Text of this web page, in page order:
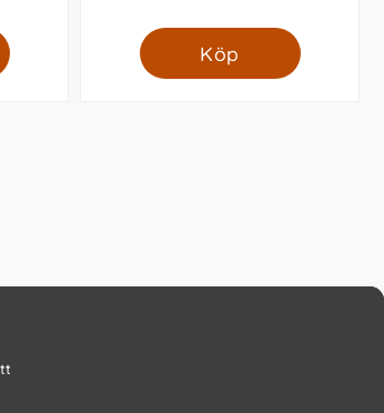
Köp